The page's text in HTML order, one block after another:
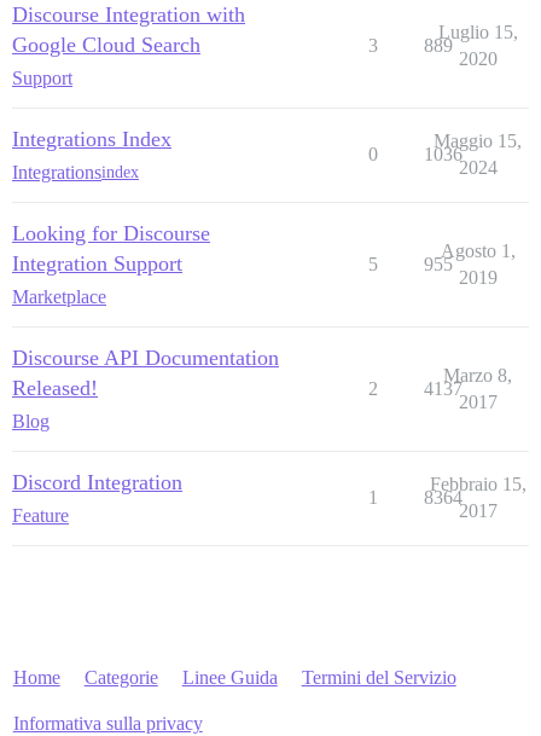
Discourse Integration with
Google Cloud Search
Support
3 889
Luglio 15,
2020
Integrations Index
Integrationsindex
0 1036
Maggio 15,
2024
Looking for Discourse
Integration Support
Marketplace
5 955
Agosto 1,
2019
Discourse API Documentation
Released!
Blog
2 4137
Marzo 8,
2017
Discord Integration
Feature
1 8364
Febbraio 15,
2017
Home Categorie Linee Guida Termini del Servizio
Informativa sulla privacy